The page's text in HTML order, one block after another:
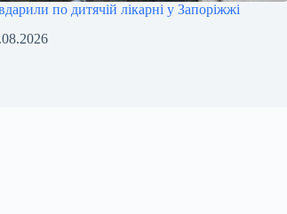
по дитячій лікарні у Запоріжжі